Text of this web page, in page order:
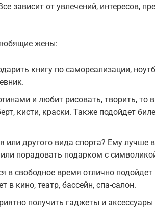
зависит от увлечений, интересов,
жены:
книгу по самореализации,
и любит рисовать, творить, то
кисти, краски. Также подойдет
другого вида спорта? Ему лучше
порадовать подарком с
в свободное время отлично подойдет
в кино, театр, бассейн, спа-салон.
получить гаджеты и